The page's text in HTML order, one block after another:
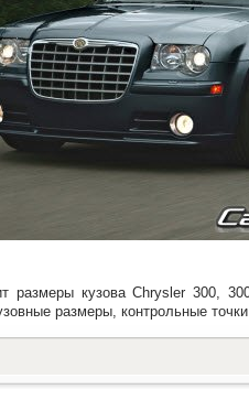
размеры кузова Chrysler 300,
размеры, контрольные